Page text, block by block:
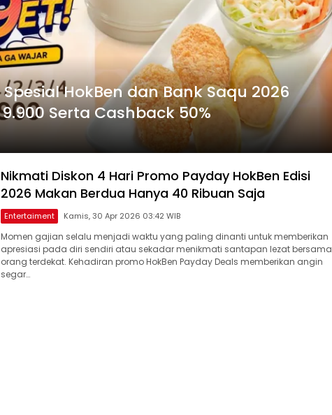
HokBen dan Bank Saqu 2026
Serta Cashback 50%
Nikmati Diskon 4 Hari Promo Payday HokBen Edisi
2026 Makan Berdua Hanya 40 Ribuan Saja
Entertaiment Kamis, 30 Apr 2026 03:42 WIB
Momen gajian selalu menjadi waktu yang paling dinanti untuk memberikan
apresiasi pada diri sendiri atau sekadar menikmati santapan lezat bersama
orang terdekat. Kehadiran promo HokBen Payday Deals memberikan angin
segar…